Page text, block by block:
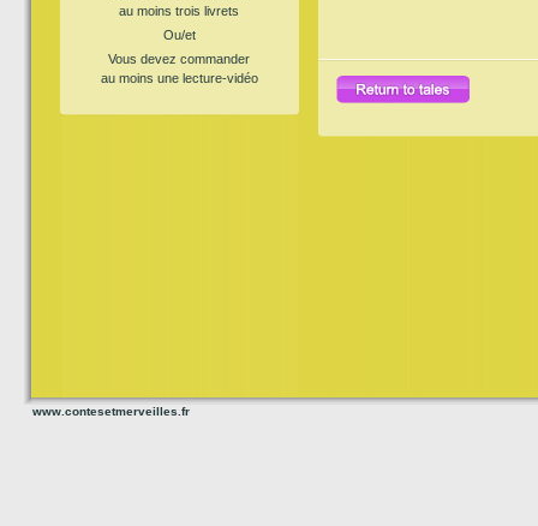
au moins trois livrets
Ou/et
Vous devez commander
au moins une lecture-vidéo
www.contesetmerveilles.fr